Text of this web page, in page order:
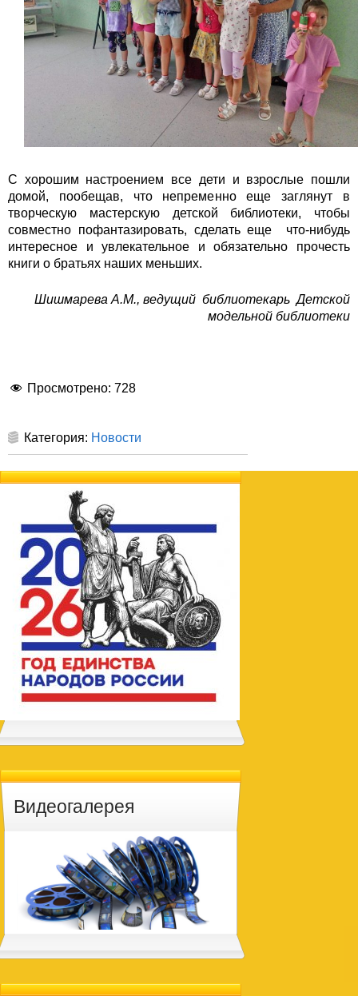
С хорошим настроением все дети и взрослые пошли
домой, пообещав, что непременно еще заглянут в
творческую мастерскую детской библиотеки, чтобы
совместно пофантазировать, сделать еще что-нибудь
интересное и увлекательное и обязательно прочесть
книги о братьях наших меньших.
Шишмарева А.М., ведущий библиотекарь Детской
модельной библиотеки
Просмотрено: 728
Категория: Новости
Видеогалерея